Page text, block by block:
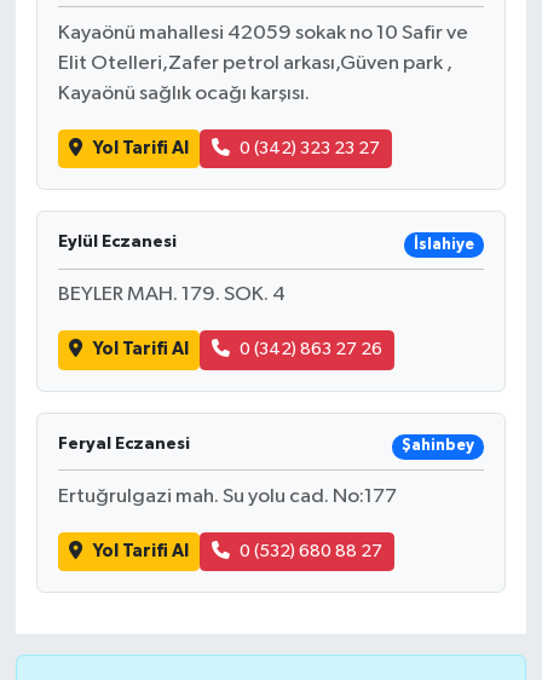
Kayaönü mahallesi 42059 sokak no 10 Safir ve
Elit Otelleri,Zafer petrol arkası,Güven park ,
Kayaönü sağlık ocağı karşısı.
Yol Tarifi Al 0 (342) 323 23 27
Eylül Eczanesi İslahiye
BEYLER MAH. 179. SOK. 4
Yol Tarifi Al 0 (342) 863 27 26
Feryal Eczanesi Şahinbey
Ertuğrulgazi mah. Su yolu cad. No:177
Yol Tarifi Al 0 (532) 680 88 27